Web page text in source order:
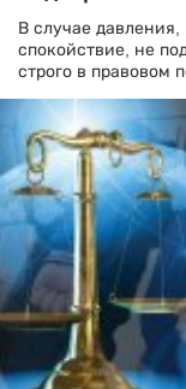
В случае
спокойствие, не
строго в правовом